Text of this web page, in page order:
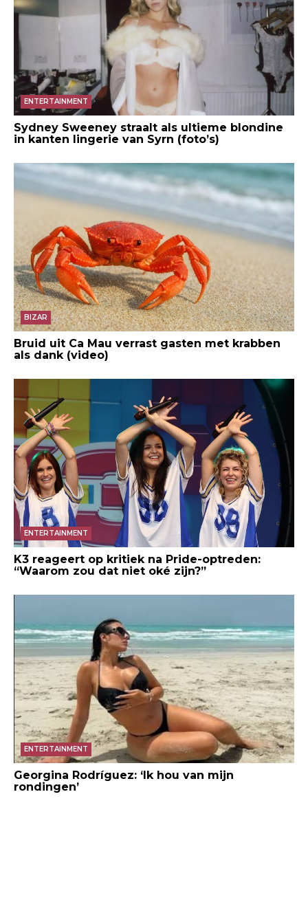
ENTERTAINMENT
Sydney Sweeney straalt als ultieme blondine
in kanten lingerie van Syrn (foto’s)
BIZAR
Bruid uit Ca Mau verrast gasten met krabben
als dank (video)
ENTERTAINMENT
K3 reageert op kritiek na Pride-optreden:
“Waarom zou dat niet oké zijn?”
ENTERTAINMENT
Georgina Rodríguez: ‘Ik hou van mijn
rondingen’